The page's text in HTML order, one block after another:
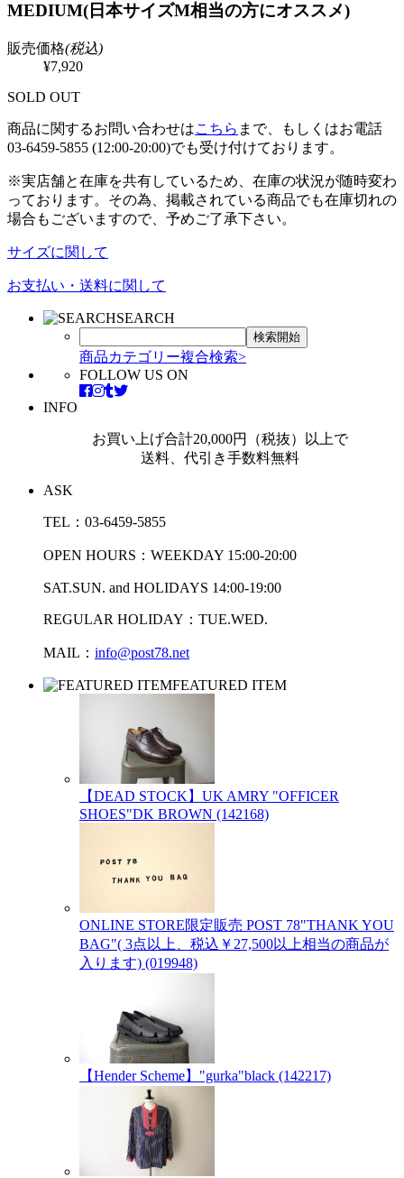
MEDIUM(日本サイズM相当の方にオススメ)
販売価格(税込)
¥7,920
SOLD OUT
商品に関するお問い合わせはこちら まで、もしくはお電話
03-6459-5855 (12:00-20:00)でも受け付けております。
※実店舗と在庫を共有しているため、在庫の状況が随時変わ
っております。その為、掲載されている商品でも在庫切れの
場合もございますので、予めご了承下さい。
サイズに関して
お支払い・送料に関して
SEARCH
商品カテゴリー複合検索>
FOLLOW US ON
INFO
お買い上げ合計20,000円（税抜）以上で
送料、代引き手数料無料
ASK
TEL：03-6459-5855
OPEN HOURS：WEEKDAY 15:00-20:00
SAT.SUN. and HOLIDAYS 14:00-19:00
REGULAR HOLIDAY：TUE.WED.
MAIL： info@post78.net
FEATURED ITEM
【DEAD STOCK】UK AMRY "OFFICER
SHOES"DK BROWN (142168)
ONLINE STORE限定販売 POST 78"THANK YOU
BAG"( 3点以上、税込￥27,500以上相当の商品が
入ります) (019948)
【Hender Scheme】"gurka"black (142217)